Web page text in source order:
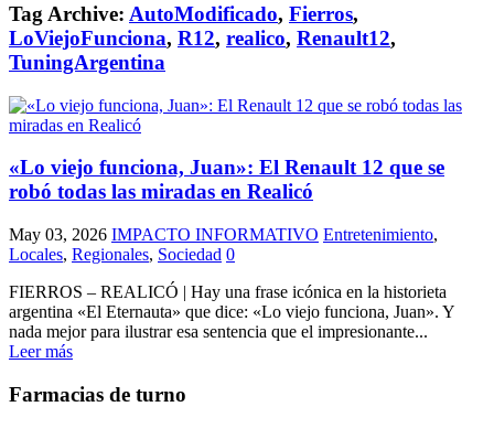
Tag Archive: AutoModificado, Fierros,
LoViejoFunciona, R12, realico, Renault12,
TuningArgentina
«Lo viejo funciona, Juan»: El Renault 12 que se
robó todas las miradas en Realicó
May 03, 2026 IMPACTO INFORMATIVO Entretenimiento,
Locales, Regionales, Sociedad 0
FIERROS – REALICÓ | Hay una frase icónica en la historieta
argentina «El Eternauta» que dice: «Lo viejo funciona, Juan». Y
nada mejor para ilustrar esa sentencia que el impresionante...
Leer más
Farmacias de turno